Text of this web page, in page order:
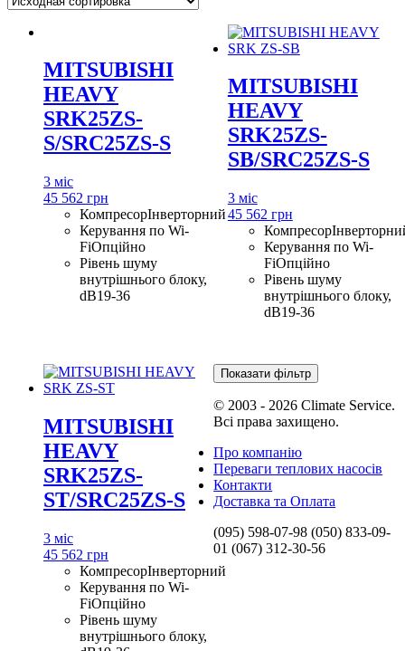
MITSUBISHI
HEAVY
SRK25ZS-
S/SRC25ZS-S
3 міс
45 562 грн
КомпресорІнверторний
Керування по Wi-
FiОпційно
Рівень шуму
внутрішнього блоку,
dB19-36
MITSUBISHI
HEAVY
SRK25ZS-
SB/SRC25ZS-S
3 міс
45 562 грн
Компресор
Керування по Wi-
FiОпційно
Рівень шуму
внутрішнього блоку,
dB19-36
MITSUBISHI
HEAVY
SRK25ZS-
ST/SRC25ZS-S
3 міс
45 562 грн
КомпресорІнверторний
Керування по Wi-
FiОпційно
Рівень шуму
внутрішнього блоку,
Показати фільтр
© 2003 - 2026 Climate Service.
Всі права захищено.
Про компанію
Переваги теплових насосів
Контакти
Доставка та Оплата
(095) 598-07-98 (050) 833-09-
01 (067) 312-30-56